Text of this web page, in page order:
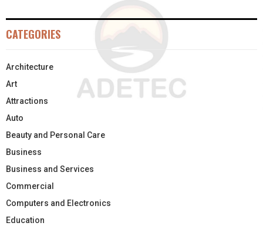
CATEGORIES
Architecture
Art
Attractions
Auto
Beauty and Personal Care
Business
Business and Services
Commercial
Computers and Electronics
Education